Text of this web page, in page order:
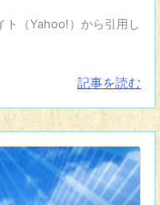
（Yahoo!）から引用し
記事を読む